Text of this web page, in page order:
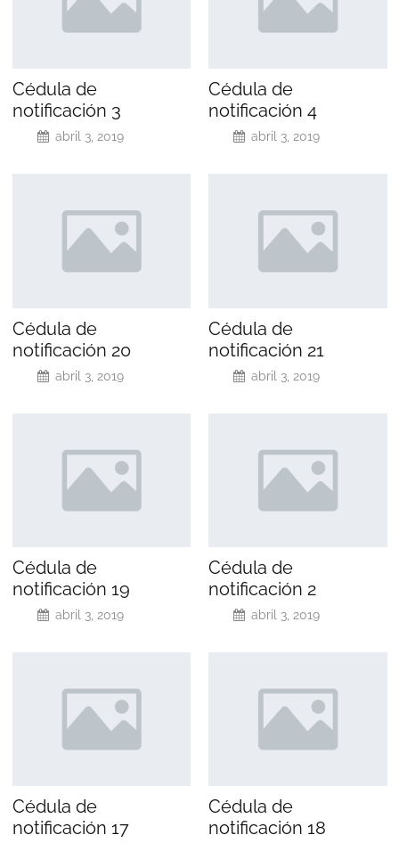
Cédula de
notificación 3
abril 3, 2019
Cédula de
notificación 4
abril 3, 2019
Cédula de
notificación 20
abril 3, 2019
Cédula de
notificación 21
abril 3, 2019
Cédula de
notificación 19
abril 3, 2019
Cédula de
notificación 2
abril 3, 2019
Cédula de
notificación 17
Cédula de
notificación 18